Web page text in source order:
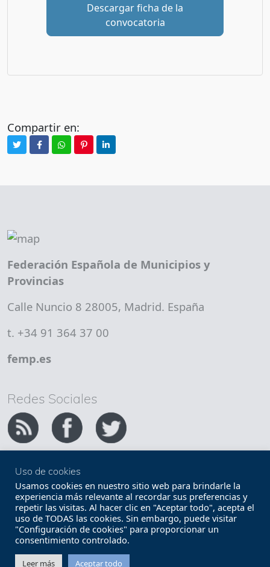
Descargar ficha de la
convocatoria
Compartir en:
Federación Española de Municipios y
Provincias
Calle Nuncio 8 28005, Madrid. España
t. +34 91 364 37 00
femp.es
Redes Sociales
Copyright FEMP
Accesibilidad
Términos legales
Política de privacidad
Términos y condiciones de uso
Contacto
Uso de cookies
Usamos cookies en nuestro sitio web para brindarle la
experiencia más relevante al recordar sus preferencias y
repetir las visitas. Al hacer clic en "Aceptar todo", acepta el
uso de TODAS las cookies. Sin embargo, puede visitar
"Configuración de cookies" para proporcionar un
consentimiento controlado.
Leer más Aceptar todo